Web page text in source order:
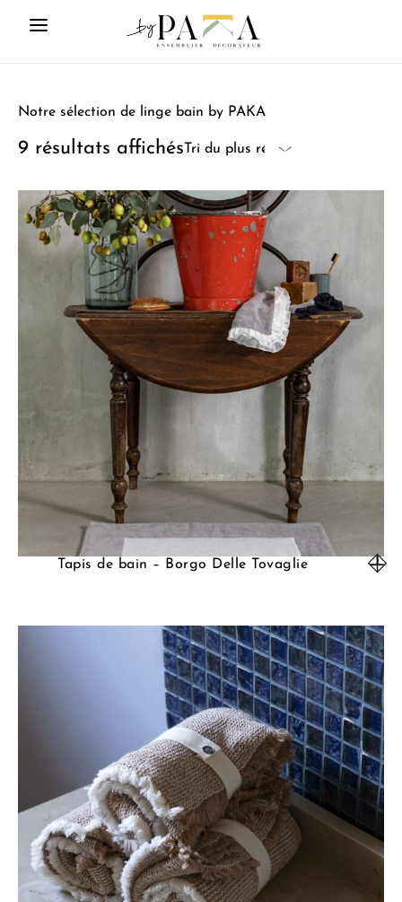
Notre sélection de linge bain by PAKA
9 résultats affichés
Tapis de bain – Borgo Delle Tovaglie